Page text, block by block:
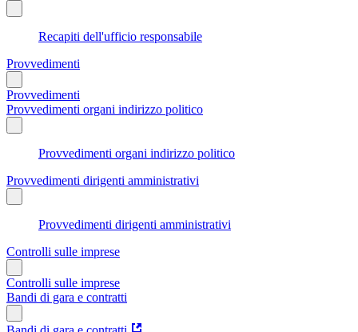
Recapiti dell'ufficio responsabile
Provvedimenti
Provvedimenti
Provvedimenti organi indirizzo politico
Provvedimenti organi indirizzo politico
Provvedimenti dirigenti amministrativi
Provvedimenti dirigenti amministrativi
Controlli sulle imprese
Controlli sulle imprese
Bandi di gara e contratti